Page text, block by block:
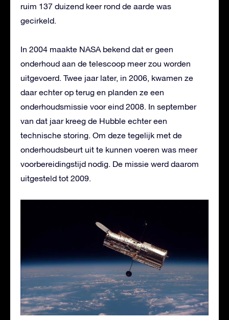
ruim 137 duizend keer rond de aarde was
gecirkeld.
In 2004 maakte NASA bekend dat er geen
onderhoud aan de telescoop meer zou worden
uitgevoerd. Twee jaar later, in 2006, kwamen ze
daar echter op terug en planden ze een
onderhoudsmissie voor eind 2008. In september
van dat jaar kreeg de Hubble echter een
technische storing. Om deze tegelijk met de
onderhoudsbeurt uit te kunnen voeren was meer
voorbereidingstijd nodig. De missie werd daarom
uitgesteld tot 2009.